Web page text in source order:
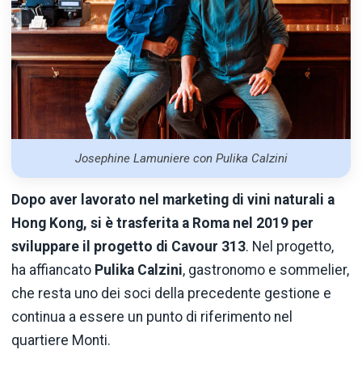
Josephine Lamuniere con Pulika Calzini
Dopo aver lavorato nel marketing di vini naturali a
Hong Kong, si è trasferita a Roma nel 2019 per
sviluppare il progetto di Cavour 313. Nel progetto,
ha affiancato Pulika Calzini, gastronomo e sommelier,
che resta uno dei soci della precedente gestione e
continua a essere un punto di riferimento nel
quartiere Monti.